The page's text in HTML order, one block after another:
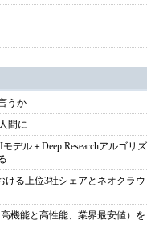
うか
間に
ル＋Deep Researchアルゴリズ
ける上位3社シェアとネオクラウ
機能と高性能、業界最安値）を